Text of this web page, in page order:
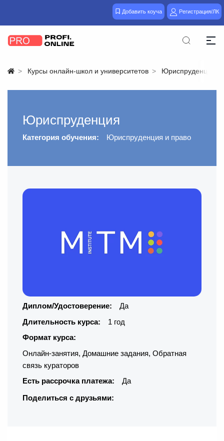
Добавить коуча Регистрация/ЛК
Курсы онлайн-школ и университетов Юриспруденция
Юриспруденция
Категория обучения: Юриспруденция и право
Диплом/Удостоверение:
Да
Длительность курса:
1 год
Формат курса:
Онлайн-занятия, Домашние задания, Обратная
связь кураторов
Есть рассрочка платежа:
Да
Поделиться с друзьями: